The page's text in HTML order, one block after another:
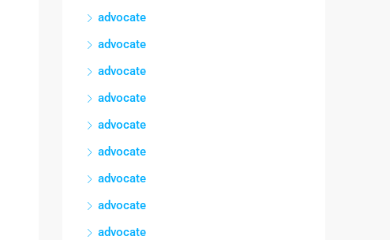
advocate
advocate
advocate
advocate
advocate
advocate
advocate
advocate
advocate